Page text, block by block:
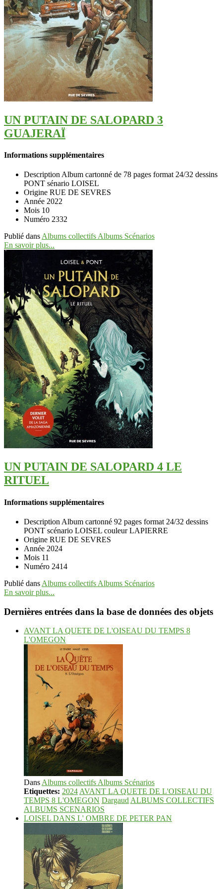
UN PUTAIN DE SALOPARD 3
GUAJERAÏ
Informations supplémentaires
Description Album cartonné de 78 pages format 24/32 dessins
PONT sénario LOISEL
Origine RUE DE SEVRES
Année 2022
Mois 10
Numéro 2332
Publié dans Albums collectifs Albums Scénarios
En savoir plus...
UN PUTAIN DE SALOPARD 4 LE
RITUEL
Informations supplémentaires
Description Album cartonné 92 pages format 24/32 dessins
PONT scénario LOISEL couleur LAPIERRE
Origine RUE DE SEVRES
Année 2024
Mois 11
Numéro 2414
Publié dans Albums collectifs Albums Scénarios
En savoir plus...
Dernières entrées dans la base de données des objets
AVANT LA QUETE DE L'OISEAU DU TEMPS 8
L'OMEGON
Dans Albums collectifs Albums Scénarios
Etiquettes: 2024 AVANT LA QUETE DE L'OISEAU DU
TEMPS 8 L'OMEGON Dargaud ALBUMS COLLECTIFS
ALBUMS SCENARIOS
LOISEL DANS L' OMBRE DE PETER PAN